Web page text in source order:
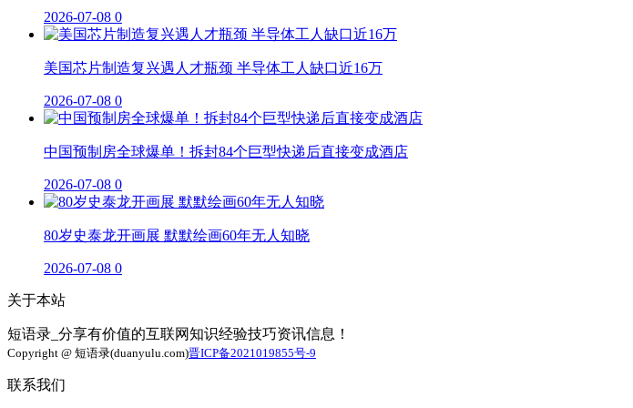
2026-07-08 0
美国芯片制造复兴遇人才瓶颈 半导体工人缺口近16万
2026-07-08 0
中国预制房全球爆单！拆封84个巨型快递后直接变成酒店
2026-07-08 0
80岁史泰龙开画展 默默绘画60年无人知晓
2026-07-08 0
关于本站
短语录_分享有价值的互联网知识经验技巧资讯信息！
Copyright @ 短语录(duanyulu.com)晋ICP备2021019855号-9
联系我们